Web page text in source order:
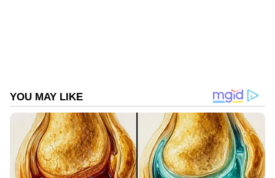
അറേബ്യയാണ്. ഉയർന്ന ടിക്കറ്റ് നിരക്കുള്ള
യാത്രാ സീസൺ തിരിച്ചറിയാൻ നേരത്തെയുള്ള
ആസൂത്രണത്തിന്റെ ആവശ്യകതയും,
യാത്രകൾക്കുള്ള റിസർവേഷനുകൾക്കായി
ഫ്ലെക്സിബിൾ തീയതികളും സമയങ്ങളും
സ്വീകരിക്കുന്നതും പ്രമോഷണൽ ഓഫറുകൾ